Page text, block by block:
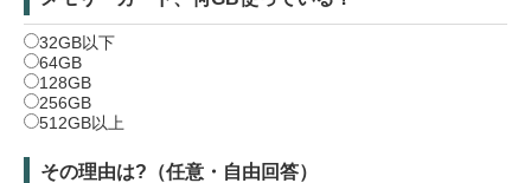
32GB以下
64GB
128GB
256GB
512GB以上
その理由は?（任意・自由回答）